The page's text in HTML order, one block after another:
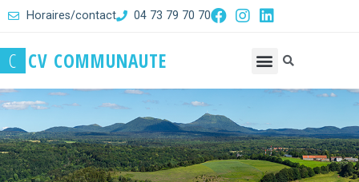
Horaires/contact 04 73 79 70 70
C CV COMMUNAUTE